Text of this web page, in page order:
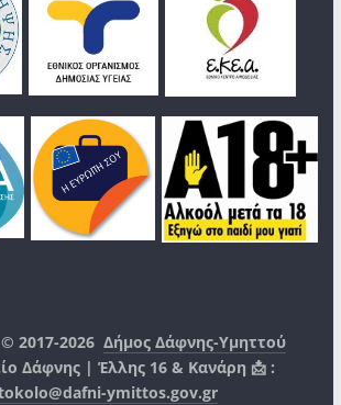
© 2017-2026Δήμος Δάφνης-Υμηττού
Δάφνης | Έλλης 16 & Κανάρη 📩 :
ymittos.gov.gr